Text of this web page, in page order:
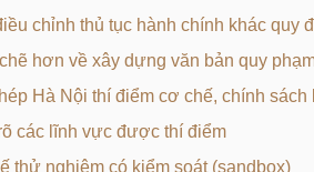
chỉnh thủ tục hành chính khác quy
hơn về xây dựng văn bản quy
Hà Nội thí điểm cơ chế, chính sách
các lĩnh vực được thí điểm
thử nghiệm có kiểm soát (sandbox)